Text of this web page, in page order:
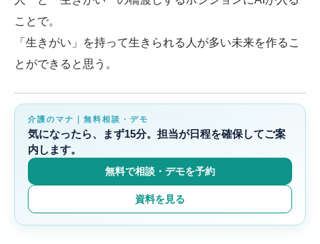
ことで。
「生きがい」を持って生きられる人が多い未来を作るこ
とができると思う。
介護のマナ｜無料相談・デモ
気になったら、まず15分。担当が日程を確保してご案
内します。
無料で相談・デモを予約
資料を見る